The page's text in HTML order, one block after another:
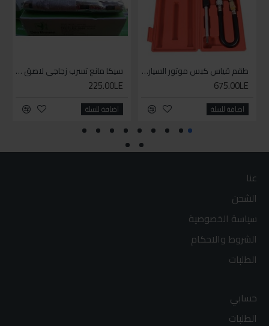
طقم قياس كبس موتور السياره 3 ق
675.00LE
اضافة للسلة
سيكا مانع تسرب زجاجي لاصق اسود 600 مل
225.00LE
اضافة للسلة
عنا
الشحن
سياسة الخصوصية
الشروط والاحكام
الطلبات
حسابي
الطلبات